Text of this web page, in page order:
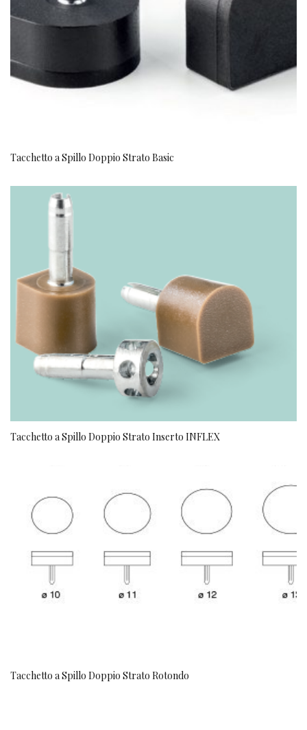
Tacchetto a Spillo Doppio Strato Basic
Tacchetto a Spillo Doppio Strato Inserto INFLEX
Tacchetto a Spillo Doppio Strato Rotondo